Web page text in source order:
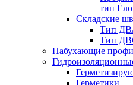
тип
Складские
Тип
Тип
Набухающие
Герметики